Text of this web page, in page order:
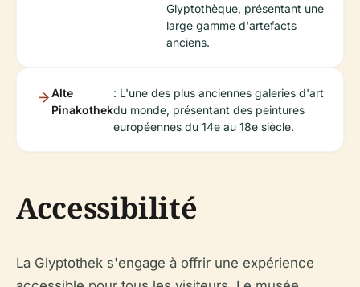
Glyptothèque, présentant une
large gamme d'artefacts
anciens.
Alte
Pinakothek
: L'une des plus anciennes galeries d'art
du monde, présentant des peintures
européennes du 14e au 18e siècle.
Accessibilité
La Glyptothek s'engage à offrir une expérience